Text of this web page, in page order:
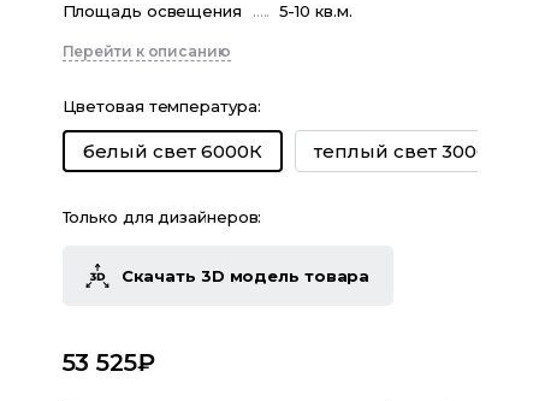
Площадь освещения
5-10 кв.м.
Перейти к описанию
Цветовая температура:
белый свет 6000К теплый свет 3000К
Только для дизайнеров:
Скачать 3D модель товара
53 525₽